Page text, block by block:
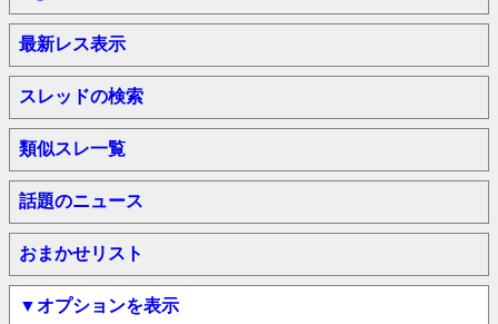
最新レス表示
スレッドの検索
類似スレ一覧
話題のニュース
おまかせリスト
▼オプションを表示